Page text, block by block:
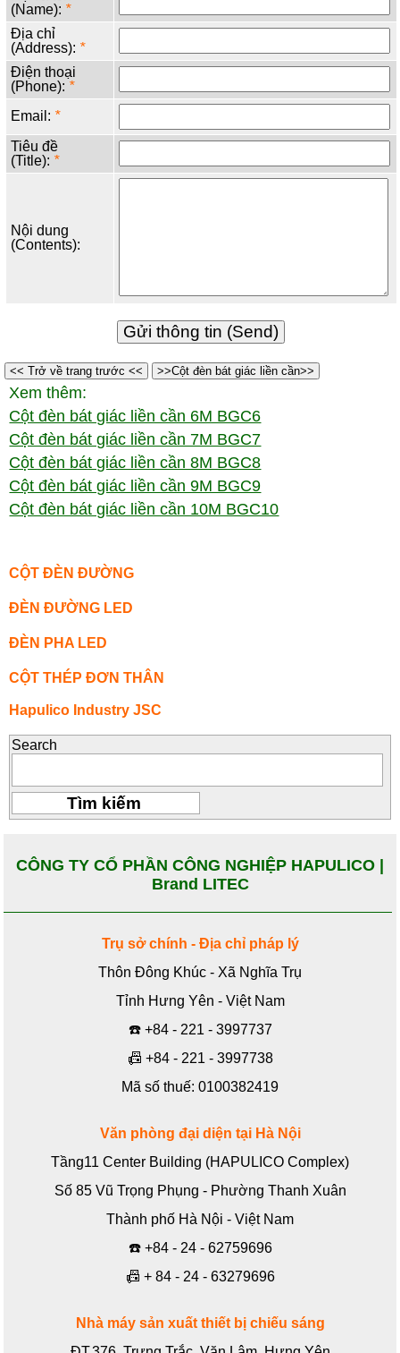
(Name): *
Địa chỉ
(Address): *
Điện thoại
(Phone): *
Email: *
Tiêu đề
(Title): *
Nội dung
(Contents):
<< Trở về trang trước << >>Cột đèn bát giác liền cần>>
Xem thêm:
Cột đèn bát giác liền cần 6M BGC6
Cột đèn bát giác liền cần 7M BGC7
Cột đèn bát giác liền cần 8M BGC8
Cột đèn bát giác liền cần 9M BGC9
Cột đèn bát giác liền cần 10M BGC10
CỘT ĐÈN ĐƯỜNG
ĐÈN ĐƯỜNG LED
ĐÈN PHA LED
CỘT THÉP ĐƠN THÂN
Hapulico Industry JSC
Search
CÔNG TY CỔ PHẦN CÔNG NGHIỆP HAPULICO |
Brand LITEC
Trụ sở chính - Địa chỉ pháp lý
Thôn Đông Khúc - Xã Nghĩa Trụ
Tỉnh Hưng Yên - Việt Nam
☎️ +84 - 221 - 3997737
📠 +84 - 221 - 3997738
Mã số thuế: 0100382419
Văn phòng đại diện tại Hà Nội
Tầng11 Center Building (HAPULICO Complex)
Số 85 Vũ Trọng Phụng - Phường Thanh Xuân
Thành phố Hà Nội - Việt Nam
☎️ +84 - 24 - 62759696
📠 + 84 - 24 - 63279696
Nhà máy sản xuất thiết bị chiếu sáng